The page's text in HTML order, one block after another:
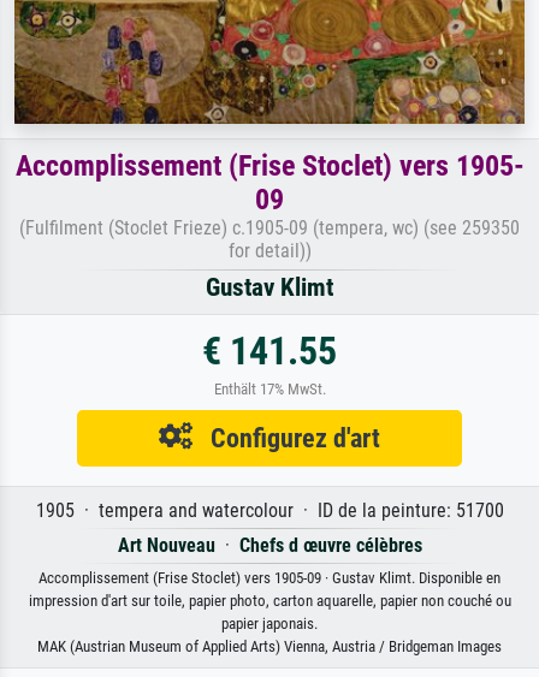
Accomplissement (Frise Stoclet) vers 1905-
09
(Fulfilment (Stoclet Frieze) c.1905-09 (tempera, wc) (see 259350
for detail))
Gustav Klimt
€ 141.55
Enthält 17% MwSt.
Configurez d'art
1905 · tempera and watercolour · ID de la peinture: 51700
Art Nouveau· Chefs d œuvre célèbres
Accomplissement (Frise Stoclet) vers 1905-09 · Gustav Klimt. Disponible en
impression d'art sur toile, papier photo, carton aquarelle, papier non couché ou
papier japonais.
MAK (Austrian Museum of Applied Arts) Vienna, Austria / Bridgeman Images